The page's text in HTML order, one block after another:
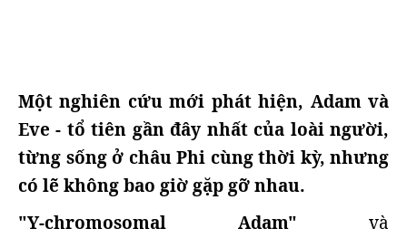
Một nghiên cứu mới phát hiện, Adam và
Eve - tổ tiên gần đây nhất của loài người,
từng sống ở châu Phi cùng thời kỳ, nhưng
có lẽ không bao giờ gặp gỡ nhau.
"Y-chromosomal Adam" và